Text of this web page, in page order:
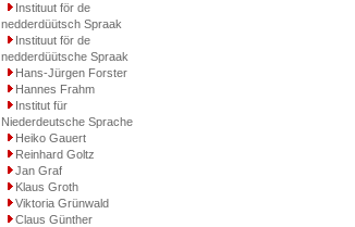
Instituut för de
nedderdüütsch Spraak
Instituut för de
nedderdüütsche Spraak
Hans-Jürgen Forster
Hannes Frahm
Institut für
Niederdeutsche Sprache
Heiko Gauert
Reinhard Goltz
Jan Graf
Klaus Groth
Viktoria Grünwald
Claus Günther